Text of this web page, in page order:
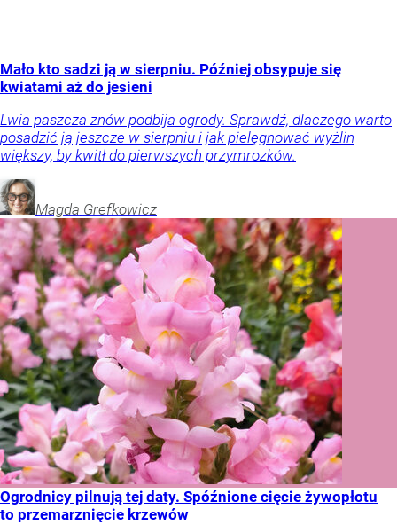
Mało kto sadzi ją w sierpniu. Później obsypuje się
kwiatami aż do jesieni
Lwia paszcza znów podbija ogrody. Sprawdź, dlaczego warto
posadzić ją jeszcze w sierpniu i jak pielęgnować wyżlin
większy, by kwitł do pierwszych przymrozków.
Magda Grefkowicz
Ogrodnicy pilnują tej daty. Spóźnione cięcie żywopłotu
to przemarznięcie krzewów